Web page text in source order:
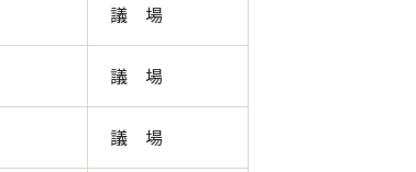
議 場
議 場
議 場